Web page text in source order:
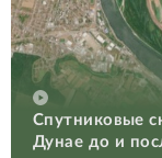
Спутниковые
Дунае до и